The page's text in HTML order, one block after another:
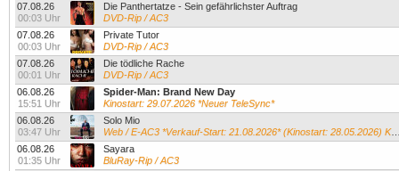
07.08.26
00:03 Uhr
Die Panthertatze - Sein gefährlichster Auftrag
DVD-Rip / AC3
07.08.26
00:03 Uhr
Private Tutor
DVD-Rip / AC3
07.08.26
00:01 Uhr
Die tödliche Rache
DVD-Rip / AC3
06.08.26
15:51 Uhr
Spider-Man: Brand New Day
Kinostart: 29.07.2026 *Neuer TeleSync*
06.08.26
03:47 Uhr
Solo Mio
Web / E-AC3 *Verkauf-Start: 21.08.2026* (Kinostart: 28.05.2026) Kevin James...
06.08.26
01:35 Uhr
Sayara
BluRay-Rip / AC3